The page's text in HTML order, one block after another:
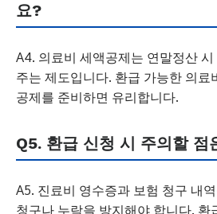
요?
A4. 의료비 세액공제는 연말정산
주는 제도입니다. 환급 가능한 의료
공제를 준비하면 유리합니다.
Q5. 환급 신청 시 주의할 점
A5. 진료비 영수증과 보험 청구 내
청구나 누락을 방지해야 합니다. 환